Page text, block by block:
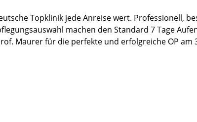
Topklinik jede Anreise wert. Professionell,
machen den Standard 7 Tage
Maurer für die perfekte und erfolgreiche OP